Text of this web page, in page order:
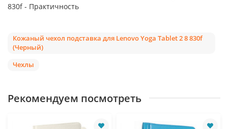
830f - Практичность
Кожаный чехол подставка для Lenovo Yoga Tablet 2 8 830f
(Черный)
Чехлы
Рекомендуем посмотреть